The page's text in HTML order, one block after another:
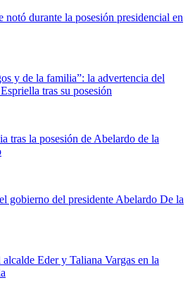
notó durante la posesión presidencial en
y de la familia”: la advertencia del
tras su posesión
tras la posesión de Abelardo de la
gobierno del presidente Abelardo De la
Eder y Taliana Vargas en la